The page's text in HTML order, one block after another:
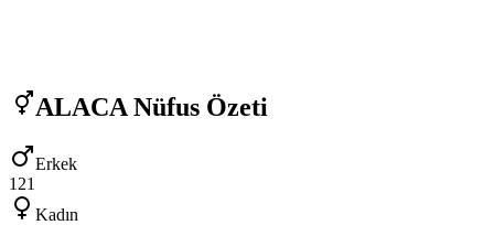
ALACA Nüfus Özeti
Erkek
121
Kadın